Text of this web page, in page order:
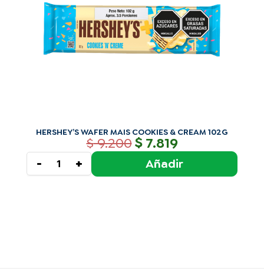
HERSHEY’S WAFER MAIS COOKIES & CREAM 102G
$9.200$7.819
- + Añadir